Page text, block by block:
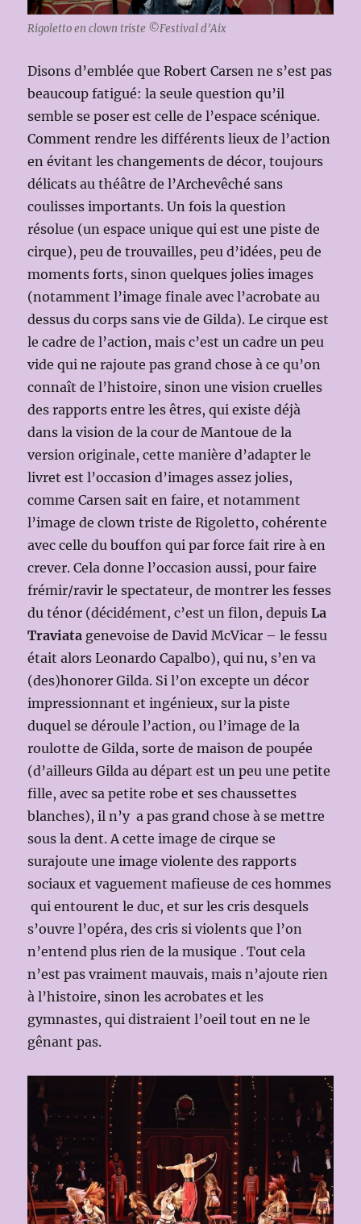
Rigoletto en clown triste ©Festival d’Aix
Disons d’emblée que Robert Carsen ne s’est pas
beaucoup fatigué: la seule question qu’il
semble se poser est celle de l’espace scénique.
Comment rendre les différents lieux de l’action
en évitant les changements de décor, toujours
délicats au théâtre de l’Archevêché sans
coulisses importants. Un fois la question
résolue (un espace unique qui est une piste de
cirque), peu de trouvailles, peu d’idées, peu de
moments forts, sinon quelques jolies images
(notamment l’image finale avec l’acrobate au
dessus du corps sans vie de Gilda). Le cirque est
le cadre de l’action, mais c’est un cadre un peu
vide qui ne rajoute pas grand chose à ce qu’on
connaît de l’histoire, sinon une vision cruelles
des rapports entre les êtres, qui existe déjà
dans la vision de la cour de Mantoue de la
version originale, cette manière d’adapter le
livret est l’occasion d’images assez jolies,
comme Carsen sait en faire, et notamment
l’image de clown triste de Rigoletto, cohérente
avec celle du bouffon qui par force fait rire à en
crever. Cela donne l’occasion aussi, pour faire
frémir/ravir le spectateur, de montrer les fesses
du ténor (décidément, c’est un filon, depuisLa
Traviata genevoise de David McVicar – le fessu
était alors Leonardo Capalbo), qui nu, s’en va
(des)honorer Gilda. Si l’on excepte un décor
impressionnant et ingénieux, sur la piste
duquel se déroule l’action, ou l’image de la
roulotte de Gilda, sorte de maison de poupée
(d’ailleurs Gilda au départ est un peu une petite
fille, avec sa petite robe et ses chaussettes
blanches), il n’y a pas grand chose à se mettre
sous la dent. A cette image de cirque se
surajoute une image violente des rapports
sociaux et vaguement mafieuse de ces hommes
qui entourent le duc, et sur les cris desquels
s’ouvre l’opéra, des cris si violents que l’on
n’entend plus rien de la musique . Tout cela
n’est pas vraiment mauvais, mais n’ajoute rien
à l’histoire, sinon les acrobates et les
gymnastes, qui distraient l’oeil tout en ne le
gênant pas.